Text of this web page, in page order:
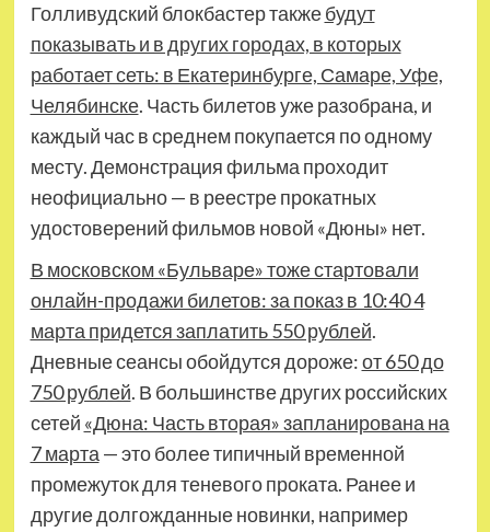
Голливудский блокбастер такжебудут
показывать и в других городах, в которых
работает сеть: в Екатеринбурге, Самаре, Уфе,
Челябинске. Часть билетов уже разобрана, и
каждый час в среднем покупается по одному
месту. Демонстрация фильма проходит
неофициально — в реестре прокатных
удостоверений фильмов новой «Дюны» нет.
В московском «Бульваре» тоже стартовали
онлайн-продажи билетов: за показ в 10:40 4
марта придется заплатить 550 рублей.
Дневные сеансы обойдутся дороже:от 650 до
750 рублей. В большинстве других российских
сетей «Дюна: Часть вторая» запланирована на
7 марта — это более типичный временной
промежуток для теневого проката. Ранее и
другие долгожданные новинки, например